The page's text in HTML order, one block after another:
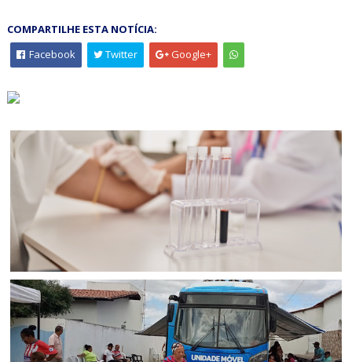
COMPARTILHE ESTA NOTÍCIA:
Facebook
Twitter Google+
BAHIA
Exames laboratoriais ajudam a identificar doenças
silenciosas antes dos primeiros sintomas